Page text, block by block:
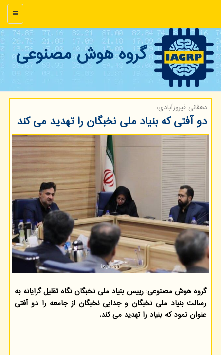
منو
گروه هوش مصنوعی
دهقانی فیروزآبادی:
دو آفتی که بنیاد ملی نخبگان را تهدید می کند
گروه هوش مصنوعی: رییس بنیاد ملی نخبگان نگاه تقلیل گرایانه به
رسالت بنیاد ملی نخبگان و جدایی نخبگان از جامعه را دو آفتی
عنوان نمود که بنیاد را تهدید می کند.